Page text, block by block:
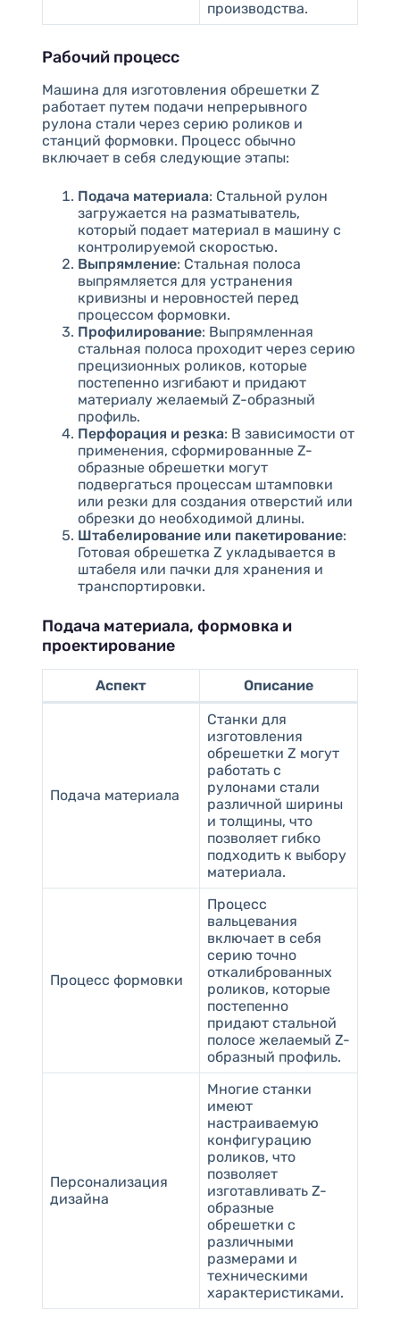
производства.
Рабочий процесс
Машина для изготовления обрешетки Z
работает путем подачи непрерывного
рулона стали через серию роликов и
станций формовки. Процесс обычно
включает в себя следующие этапы:
Подача материала: Стальной рулон
загружается на разматыватель,
который подает материал в машину с
контролируемой скоростью.
Выпрямление: Стальная полоса
выпрямляется для устранения
кривизны и неровностей перед
процессом формовки.
Профилирование: Выпрямленная
стальная полоса проходит через серию
прецизионных роликов, которые
постепенно изгибают и придают
материалу желаемый Z-образный
профиль.
Перфорация и резка: В зависимости от
применения, сформированные Z-
образные обрешетки могут
подвергаться процессам штамповки
или резки для создания отверстий или
обрезки до необходимой длины.
Штабелирование или пакетирование:
Готовая обрешетка Z укладывается в
штабеля или пачки для хранения и
транспортировки.
Подача материала, формовка и
проектирование
Аспект Описание
Подача материала
Станки для
изготовления
обрешетки Z могут
работать с
рулонами стали
различной ширины
и толщины, что
позволяет гибко
подходить к выбору
материала.
Процесс формовки
Процесс
вальцевания
включает в себя
серию точно
откалиброванных
роликов, которые
постепенно
придают стальной
полосе желаемый Z-
образный профиль.
Персонализация
дизайна
Многие станки
имеют
настраиваемую
конфигурацию
роликов, что
позволяет
изготавливать Z-
образные
обрешетки с
различными
размерами и
техническими
характеристиками.